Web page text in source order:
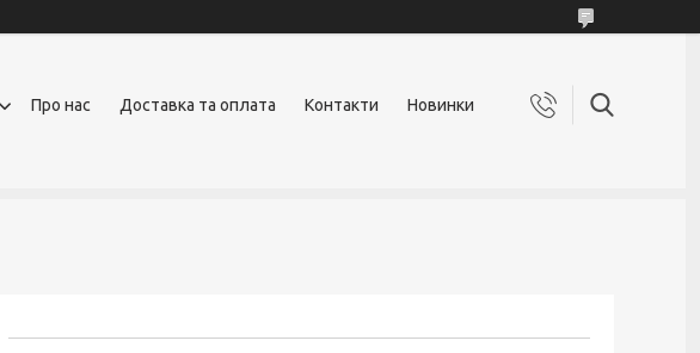
Про нас Доставка та оплата Контакти Новинки